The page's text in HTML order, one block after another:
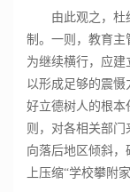
由此观之，杜
制。一则，教育主
为继续横行，应建
以形成足够的震
好立德树人的根本
则，对各相关部
向落后地区倾斜
上压缩“学校攀附